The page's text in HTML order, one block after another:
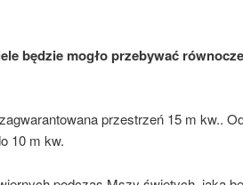
będzie mogło przebywać
przestrzeń 15 m kw..
10 m kw.